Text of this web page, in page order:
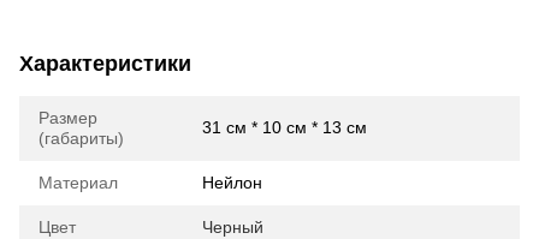
Характеристики
Размер
(габариты)
31 см * 10 см * 13 см
Материал Нейлон
Цвет Черный